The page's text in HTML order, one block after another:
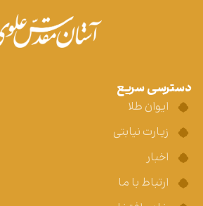
دسترسی سریع
ایوان طلا
زیارت نیابتی
اخبار
ارتباط با ما